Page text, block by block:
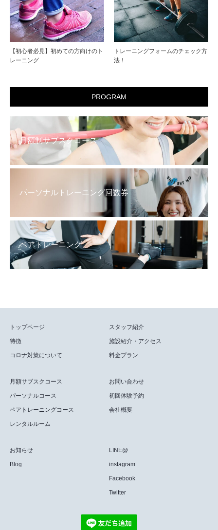
【初心者必見】初めての方向けのト
レーニング
トレーニングフォームのチェック方
法！
PROGRAM
月額制サブスクコース
パーソナルトレーニング回数券
ペアトレーニング
トップページ
特徴
コロナ対策について
スタッフ紹介
施設紹介・アクセス
料金プラン
月額サブスクコース
パーソナルコース
ペアトレーニングコース
レンタルルーム
お問い合わせ
初回体験予約
会社概要
お知らせ
Blog
LINE@
instagram
Facebook
Twitter